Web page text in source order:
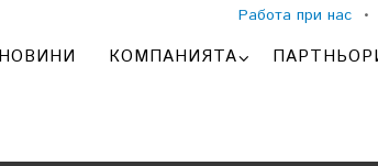
Работа при нас •
НОВИНИ КОМПАНИЯТА